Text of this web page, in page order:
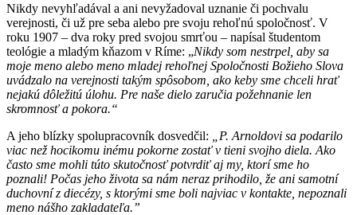
Nikdy nevyhľadával a ani nevyžadoval uznanie či pochvalu
verejnosti, či už pre seba alebo pre svoju rehoľnú spoločnosť. V
roku 1907 – dva roky pred svojou smrťou – napísal študentom
teológie a mladým kňazom v Ríme: „Nikdy som nestrpel, aby sa
moje meno alebo meno mladej rehoľnej Spoločnosti Božieho Slova
uvádzalo na verejnosti takým spôsobom, ako keby sme chceli hrať
nejakú dôležitú úlohu. Pre naše dielo zaručia požehnanie len
skromnosť a pokora.“
A jeho blízky spolupracovník dosvedčil:
„P. Arnoldovi sa podarilo
viac než hocikomu inému pokorne zostať v tieni svojho diela. Ako
často sme mohli túto skutočnosť potvrdiť aj my, ktorí sme ho
poznali! Počas jeho života sa nám neraz prihodilo, že ani samotní
duchovní z diecézy, s ktorými sme boli najviac v kontakte, nepoznali
meno nášho zakladateľa.”